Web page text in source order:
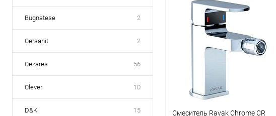
Bugnatese 2
Cersanit 2
Cezares 56
Clever 10
D&K 15
В корзину
Купить в 1 клик Сравнение
В избранное Под заказ
Смеситель Ravak Chrome CR